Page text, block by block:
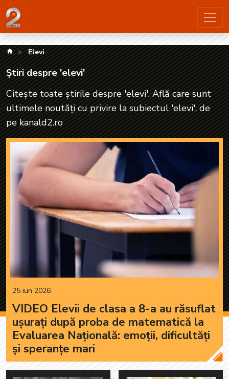
Știri despre 'elevi'| kanald2.ro
kanald.ro
Elevi
Știri despre 'elevi'
Citește toate știrile despre 'elevi'. Află care sunt
ultimele noutăți cu privire la subiectul 'elevi', de
pe kanald2.ro
25 iun 2026
VIDEO Elevii de clasa a 8-a au răsuflat
ușurați după proba de matematică la
Evaluarea Națională: emoții, dificultăți
și speranțe mari